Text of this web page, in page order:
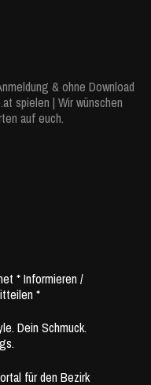
& ohne Download
spielen | Wir wünschen
auf euch.